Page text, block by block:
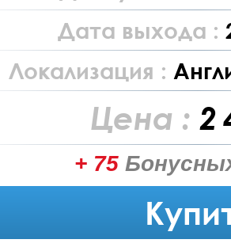
Дата выхода :
Локализация :
Цена : 2
+ 75